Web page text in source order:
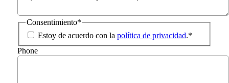
Consentimiento*
Estoy de acuerdo con la política de privacidad.*
Phone